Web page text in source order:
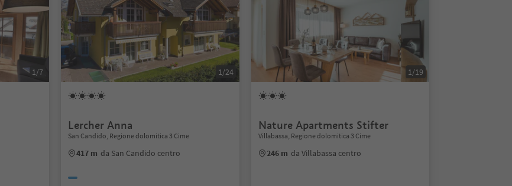
1/7 1/24
Lercher Anna
San Candido, Regione dolomitica 3 Cime
417 m da San Candido centro
1/19
Nature Apartments Stifter
Villabassa, Regione dolomitica 3 Cime
246 m da Villabassa centro